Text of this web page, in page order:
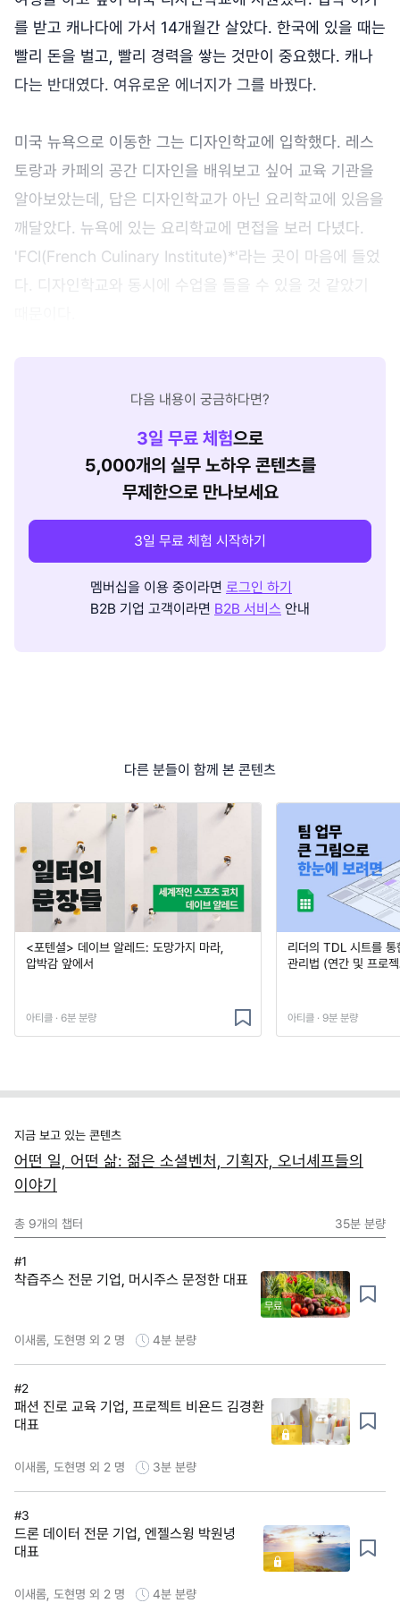
를 받고 캐나다에 가서 14개월간 살았다. 한국에 있을 때는
빨리 돈을 벌고, 빨리 경력을 쌓는 것만이 중요했다. 캐나
다는 반대였다. 여유로운 에너지가 그를 바꿨다.
미국 뉴욕으로 이동한 그는 디자인학교에 입학했다. 레스
토랑과 카페의 공간 디자인을 배워보고 싶어 교육 기관을
알아보았는데, 답은 디자인학교가 아닌 요리학교에 있음을
깨달았다. 뉴욕에 있는 요리학교에 면접을 보러 다녔다.
'FCI(French Culinary Institute)*'라는 곳이 마음에 들었
다. 디자인학교와 동시에 수업을 들을 수 있을 것 같았기
다음 내용이 궁금하다면?
3일 무료 체험으로
5,000개의 실무 노하우 콘텐츠를
무제한으로 만나보세요
3일 무료 체험 시작하기
멤버십을 이용 중이라면 로그인 하기
B2B 기업 고객이라면 B2B 서비스 안내
다른 분들이 함께 본 콘텐츠
<포텐셜> 데이브 알레드: 도망가지 마라,
압박감 앞에서
아티클 · 6분 분량
리더의 TDL 시트를
관리법 (연간 및 프로
아티클 · 9분 분량
지금 보고 있는 콘텐츠
어떤 일, 어떤 삶: 젊은 소셜벤처, 기획자, 오너셰프들의
이야기
총 9개의 챕터 35분 분량
#1
착즙주스 전문 기업, 머시주스 문정한 대표
무료
이새롬, 도현명 외 2 명 4분 분량
#2
패션 진로 교육 기업, 프로젝트 비욘드 김경환
대표
이새롬, 도현명 외 2 명 3분 분량
#3
드론 데이터 전문 기업, 엔젤스윙 박원녕
대표
이새롬, 도현명 외 2 명 4분 분량